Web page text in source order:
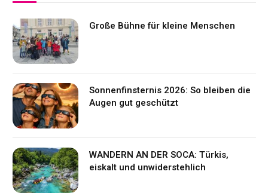
Große Bühne für kleine Menschen
Sonnenfinsternis 2026: So bleiben die
Augen gut geschützt
WANDERN AN DER SOCA: Türkis,
eiskalt und unwiderstehlich